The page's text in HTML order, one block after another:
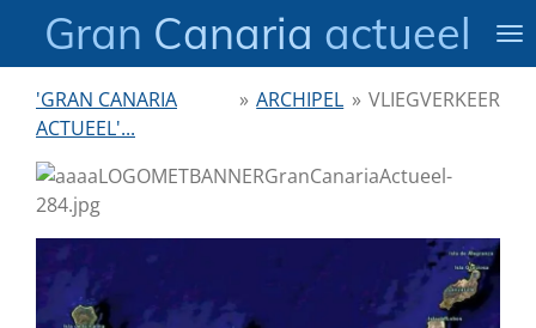
direct
hoofdinhoud
Gran Canaria actueel
'GRAN CANARIA
ACTUEEL'...
» ARCHIPEL » VLIEGVERKEER